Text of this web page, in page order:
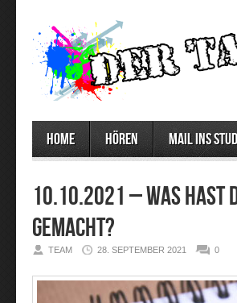
Home Hören Mail ins
10.10.2021 – Was
gemacht?
TEAM 28. SEPTEMBER 2021 0